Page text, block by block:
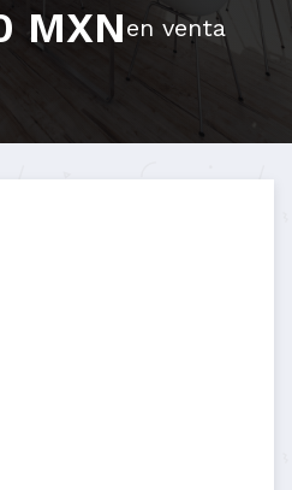
MXNen venta